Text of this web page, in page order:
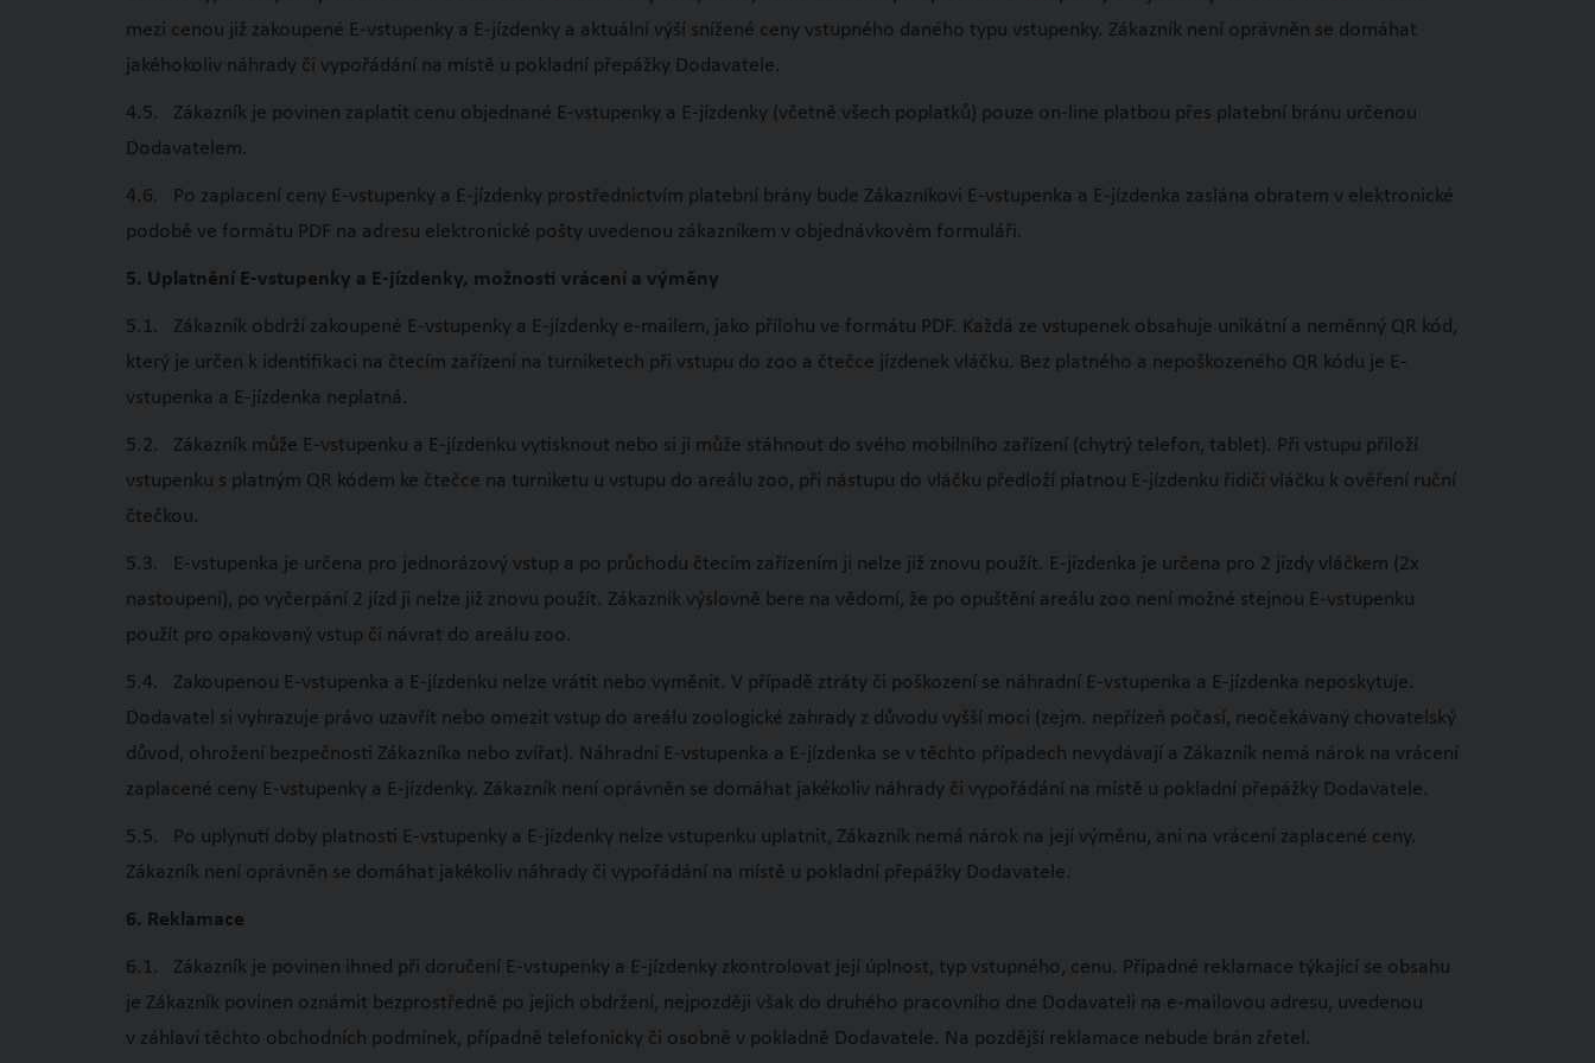
mezi cenou již zakoupené E-vstupenky a E-jízdenky a aktuální výší snížené ceny vstupného daného typu vstupenky. Zákazník není oprávněn se domáhat
jakéhokoliv náhrady či vypořádání na místě u pokladní přepážky Dodavatele.
4.5. Zákazník je povinen zaplatit cenu objednané E-vstupenky a E-jízdenky (včetně všech poplatků) pouze on-line platbou přes platební bránu určenou
Dodavatelem.
4.6. Po zaplacení ceny E-vstupenky a E-jízdenky prostřednictvím platební brány bude Zákazníkovi E-vstupenka a E-jízdenka zaslána obratem v elektronické
podobě ve formátu PDF na adresu elektronické pošty uvedenou zákazníkem v objednávkovém formuláři.
5. Uplatnění E-vstupenky a E-jízdenky, možnosti vrácení a výměny
5.1. Zákazník obdrží zakoupené E-vstupenky a E-jízdenky e-mailem, jako přílohu ve formátu PDF. Každá ze vstupenek obsahuje unikátní a neměnný QR kód,
který je určen k identifikaci na čtecím zařízení na turniketech při vstupu do zoo a čtečce jízdenek vláčku. Bez platného a nepoškozeného QR kódu je E-
vstupenka a E-jízdenka neplatná.
5.2. Zákazník může E-vstupenku a E-jízdenku vytisknout nebo si ji může stáhnout do svého mobilního zařízení (chytrý telefon, tablet). Při vstupu přiloží
vstupenku s platným QR kódem ke čtečce na turniketu u vstupu do areálu zoo, při nástupu do vláčku předloží platnou E-jízdenku řidiči vláčku k ověření ruční
čtečkou.
5.3. E-vstupenka je určena pro jednorázový vstup a po průchodu čtecím zařízením ji nelze již znovu použít. E-jízdenka je určena pro 2 jízdy vláčkem (2x
nastoupení), po vyčerpání 2 jízd ji nelze již znovu použít. Zákazník výslovně bere na vědomí, že po opuštění areálu zoo není možné stejnou E-vstupenku
použít pro opakovaný vstup či návrat do areálu zoo.
5.4. Zakoupenou E-vstupenka a E-jízdenku nelze vrátit nebo vyměnit. V případě ztráty či poškození se náhradní E-vstupenka a E-jízdenka neposkytuje.
Dodavatel si vyhrazuje právo uzavřít nebo omezit vstup do areálu zoologické zahrady z důvodu vyšší moci (zejm. nepřízeň počasí, neočekávaný chovatelský
důvod, ohrožení bezpečnosti Zákazníka nebo zvířat). Náhradní E-vstupenka a E-jízdenka se v těchto případech nevydávají a Zákazník nemá nárok na vrácení
zaplacené ceny E-vstupenky a E-jízdenky. Zákazník není oprávněn se domáhat jakékoliv náhrady či vypořádání na místě u pokladní přepážky Dodavatele.
5.5. Po uplynutí doby platnosti E-vstupenky a E-jízdenky nelze vstupenku uplatnit, Zákazník nemá nárok na její výměnu, ani na vrácení zaplacené ceny.
Zákazník není oprávněn se domáhat jakékoliv náhrady či vypořádání na místě u pokladní přepážky Dodavatele.
6. Reklamace
6.1. Zákazník je povinen ihned při doručení E-vstupenky a E-jízdenky zkontrolovat její úplnost, typ vstupného, cenu. Případné reklamace týkající se obsahu
je Zákazník povinen oznámit bezprostředně po jejich obdržení, nejpozději však do druhého pracovního dne Dodavateli na e-mailovou adresu, uvedenou
v záhlaví těchto obchodních podmínek, případně telefonicky či osobně v pokladně Dodavatele. Na pozdější reklamace nebude brán zřetel.